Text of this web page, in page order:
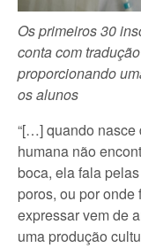
Os primeiros 30
conta com
proporcionando
os alunos
“[…] quando nasce
humana não
boca, ela fala
poros, ou por onde
expressar vem de
uma produção